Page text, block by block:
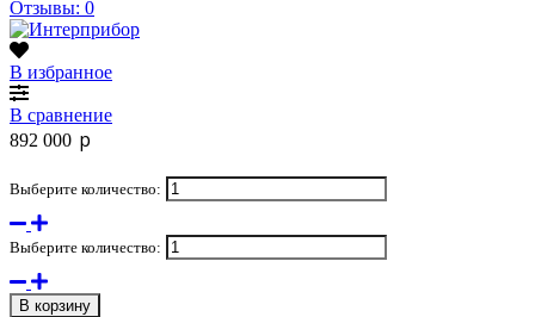
Отзывы: 0
В избранное
В сравнение
892 000 p
Выберите количество:
Выберите количество:
В корзину